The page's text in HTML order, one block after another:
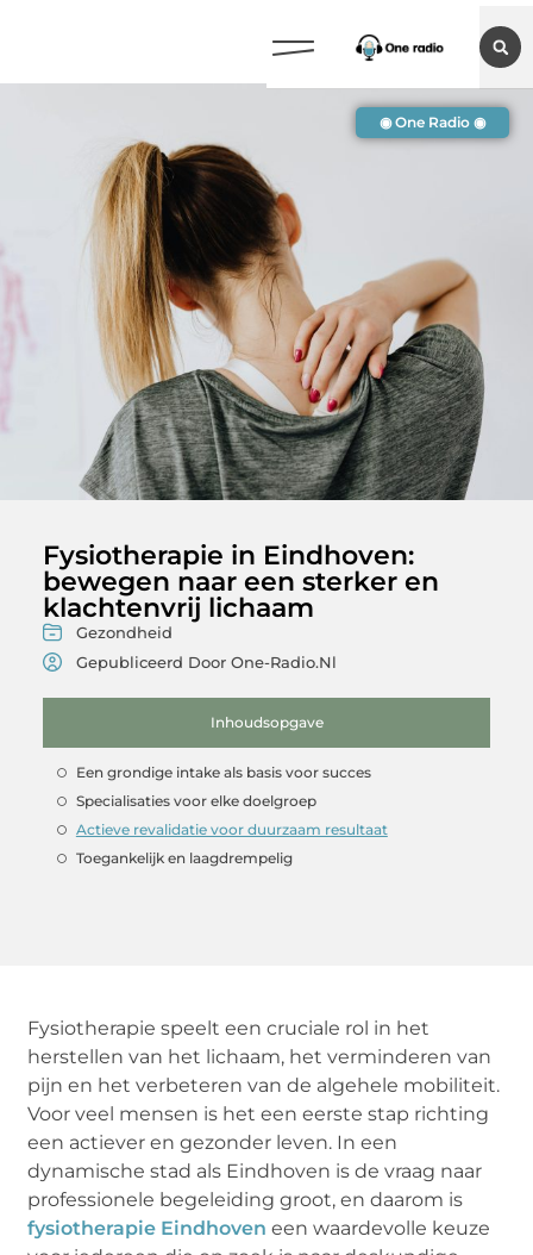
Fysiotherapie in Eindhoven:
bewegen naar een sterker en
klachtenvrij lichaam
Gezondheid
Gepubliceerd Door One-Radio.nl
Inhoudsopgave
Een grondige intake als basis voor succes
Specialisaties voor elke doelgroep
Actieve revalidatie voor duurzaam resultaat
Toegankelijk en laagdrempelig
◉ One Radio ◉
Fysiotherapie speelt een cruciale rol in het
herstellen van het lichaam, het verminderen van
pijn en het verbeteren van de algehele mobiliteit.
Voor veel mensen is het een eerste stap richting
een actiever en gezonder leven. In een
dynamische stad als Eindhoven is de vraag naar
professionele begeleiding groot, en daarom is
fysiotherapie Eindhoven een waardevolle keuze